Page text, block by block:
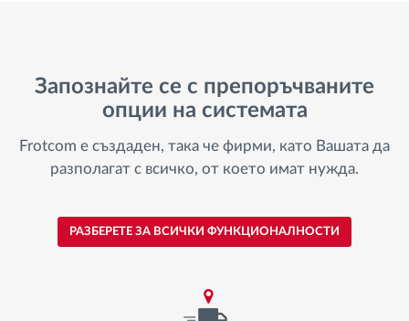
Запознайте се с препоръчваните
опции на системата
Frotcom е създаден, така че фирми, като Вашата да
разполагат с всичко, от което имат нужда.
РАЗБЕРЕТЕ ЗА ВСИЧКИ ФУНКЦИОНАЛНОСТИ